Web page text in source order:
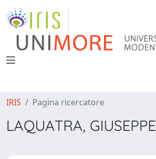
IRIS Pagina ricercatore
LAQUATRA, GIUSEPPE